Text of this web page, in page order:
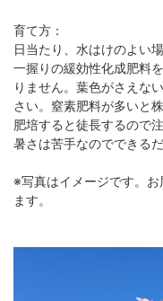
育て方：
日当たり、水はけのよい
一握りの緩効性化成肥料
りません。葉色がさえな
さい。窒素肥料が多いと
肥培すると徒長するので
暑さは苦手なのでできる
※写真はイメージです。
ます。